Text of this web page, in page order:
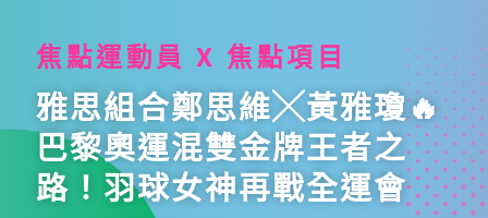
焦點運動員 X 焦點項目
雅思組合鄭思維╳黃雅瓊🔥
巴黎奧運混雙金牌王者之
路！羽球女神再戰全運會